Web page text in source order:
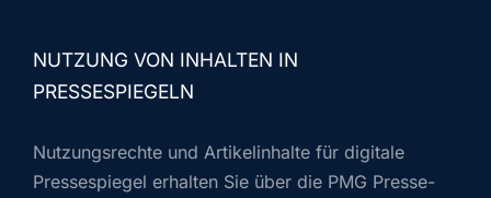
NUTZUNG VON INHALTEN IN
PRESSESPIEGELN
Nutzungsrechte und Artikelinhalte für digitale
Pressespiegel erhalten Sie über die PMG Presse-